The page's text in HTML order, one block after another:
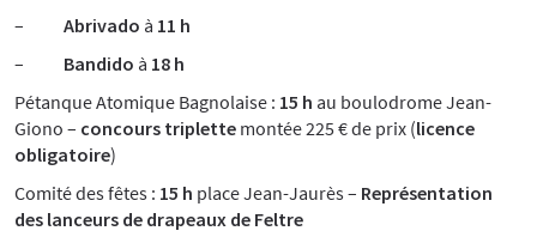
– Abrivado à 11 h
–
Bandido à 18 h
Pétanque Atomique Bagnolaise : 15 h au boulodrome Jean-
Giono – concours triplette montée 225 € de prix (licence
obligatoire)
Comité des fêtes : 15 h place Jean-Jaurès – Représentation
des lanceurs de drapeaux de Feltre